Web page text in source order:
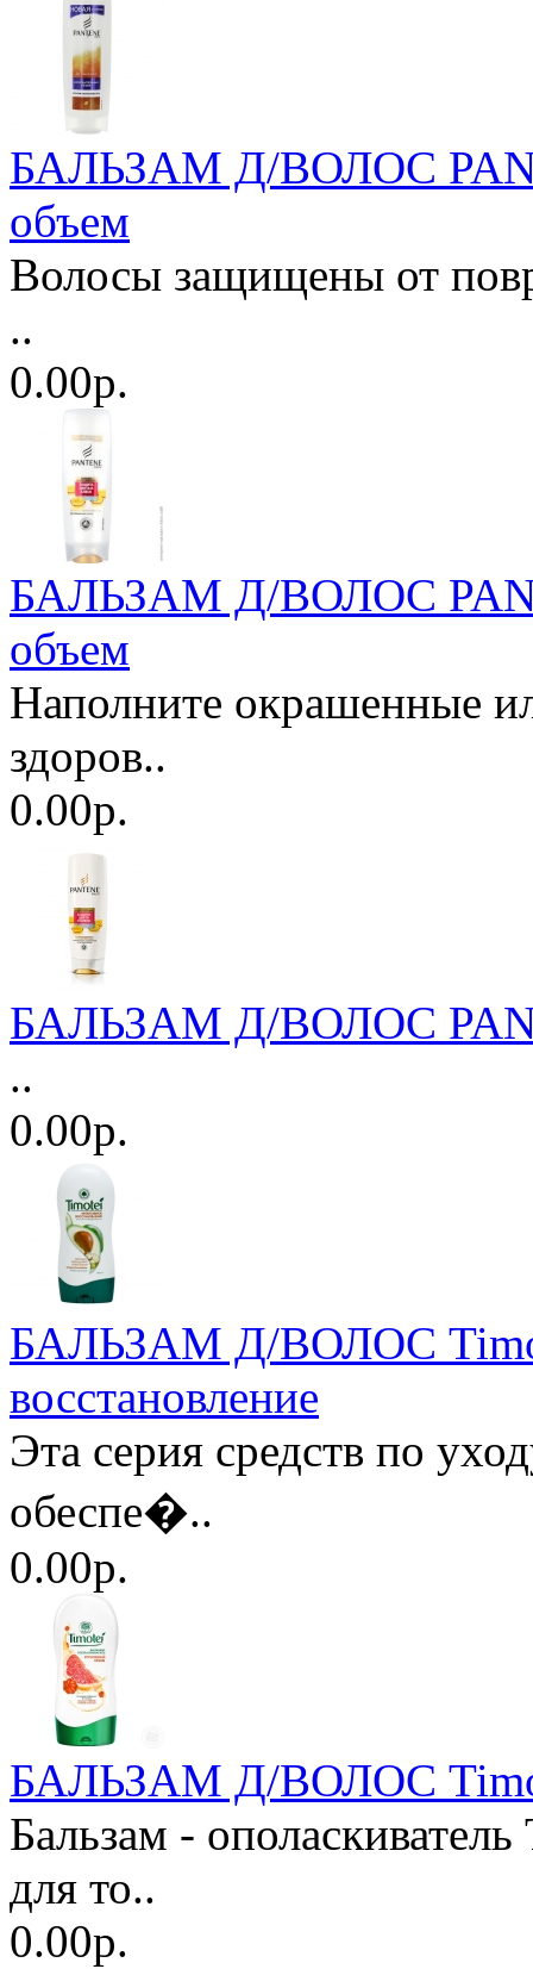
БАЛЬЗАМ Д/ВОЛОС
объем
Волосы защищены от
..
0.00р.
БАЛЬЗАМ Д/ВОЛОС
объем
Наполните окрашенные
здоров..
0.00р.
БАЛЬЗАМ Д/ВОЛОС
..
0.00р.
БАЛЬЗАМ Д/ВОЛОС
восстановление
Эта серия средств по
обеспе�..
0.00р.
БАЛЬЗАМ Д/ВОЛОС
Бальзам -
для то..
0.00р.